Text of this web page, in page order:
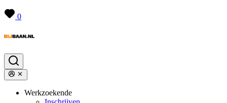
0
Werkzoekende